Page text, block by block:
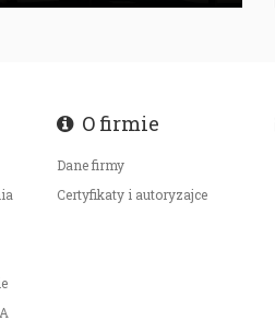
O firmie
Dane firmy
Certyfikaty i autoryzajce